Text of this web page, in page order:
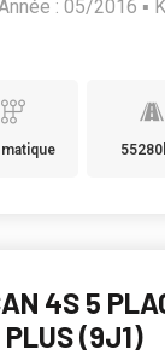
: 05/2016 ▪️
4S 5
PLUS (9J1)